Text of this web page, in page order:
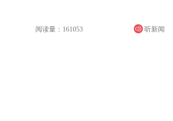
阅读量：161053 听新闻